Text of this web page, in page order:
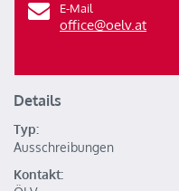
E-Mail
office@oelv.at
Details
Typ:
Ausschreibungen
Kontakt: